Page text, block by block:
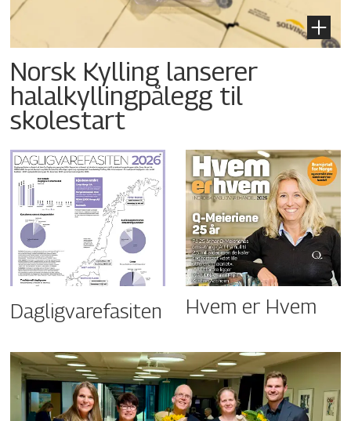
Norsk Kylling lanserer
halalkyllingpålegg til
skolestart
Dagligvarefasiten Hvem er Hvem